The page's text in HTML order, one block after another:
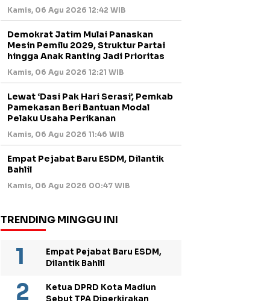
Kamis, 06 Agu 2026 12:42 WIB
Demokrat Jatim Mulai Panaskan
Mesin Pemilu 2029, Struktur Partai
hingga Anak Ranting Jadi Prioritas
Kamis, 06 Agu 2026 12:21 WIB
Lewat ‘Dasi Pak Hari Serasi’, Pemkab
Pamekasan Beri Bantuan Modal
Pelaku Usaha Perikanan
Kamis, 06 Agu 2026 11:46 WIB
Empat Pejabat Baru ESDM, Dilantik
Bahlil
Kamis, 06 Agu 2026 00:47 WIB
TRENDING MINGGU INI
Empat Pejabat Baru ESDM,
Dilantik Bahlil
Ketua DPRD Kota Madiun
Sebut TPA Diperkirakan